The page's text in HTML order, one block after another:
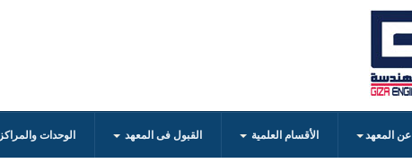
عن المعهد الأقسام العلمية القبول فى المعهد الوحدات والمراكز